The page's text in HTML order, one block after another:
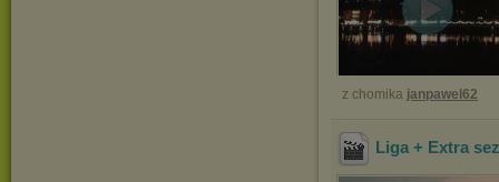
z chomika janpawel62
Liga + Extra